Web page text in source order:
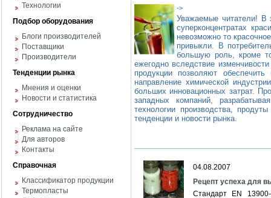
Технологии
Подбор оборудования
Блоги производителей
Поставщики
Производители
Тенденции рынка
Мнения и оценки
Новости и статистика
Сотрудничество
Реклама на сайте
Для авторов
Контакты
Справочная
Классификатор продукции
Термопласты
->
Уважаемые читатели! В
суперконцентратах
невозможно то
привыкли. В
большую роль, кроме
ежегодно вследствие
продукции позволяют
направление химической
больших инновационных затрат.
западных компаний,
технологии производства,
тенденции и новости рынка.
04.08.2007
Рецепт успеха для
Стандарт EN